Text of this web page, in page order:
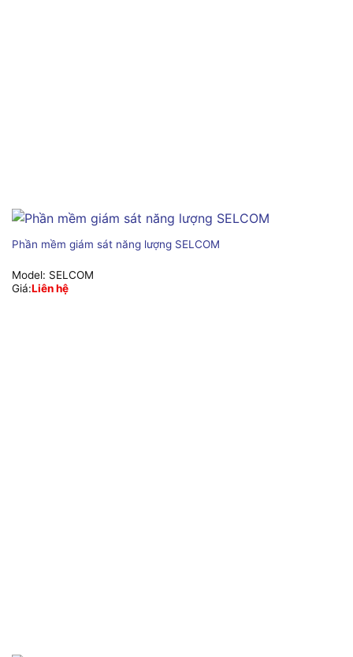
Phần mềm giám sát năng lượng SELCOM
Model: SELCOM
Giá:Liên hệ